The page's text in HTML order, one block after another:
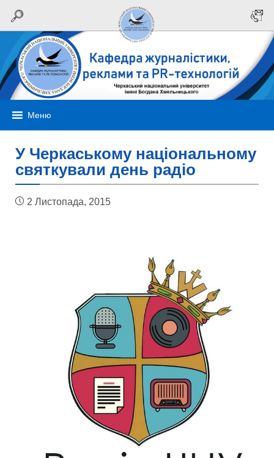
Меню
У Черкаському національному
святкували день радіо
2 Листопада, 2015